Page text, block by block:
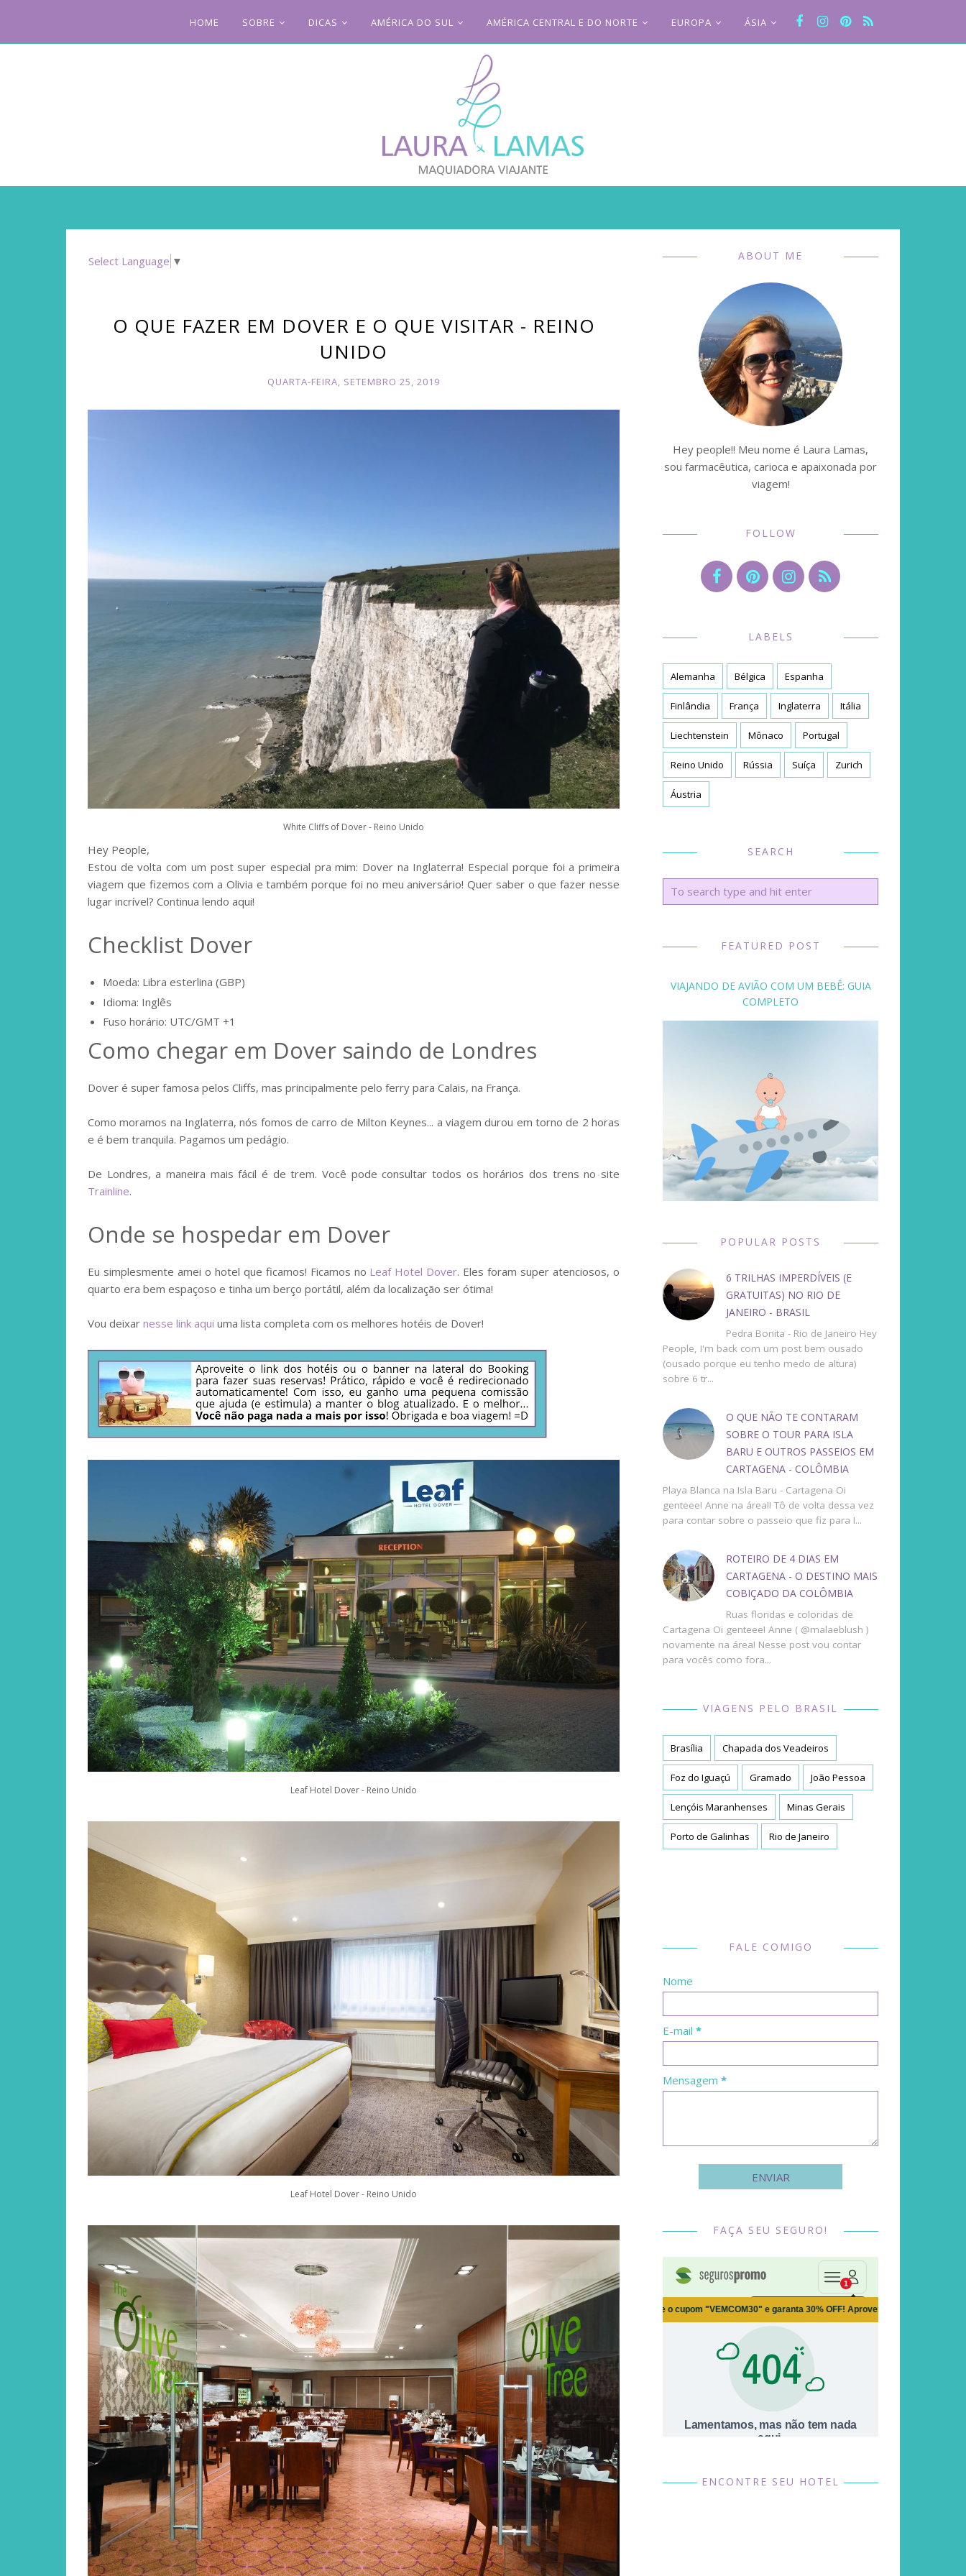
HOME SOBRE DICAS AMÉRICA DO SUL AMÉRICA CENTRAL E DO NORTE EUROPA ÁSIA
Select Language ▼
O QUE FAZER EM DOVER E O QUE VISITAR - REINO
UNIDO
QUARTA-FEIRA, SETEMBRO 25, 2019
White Cliffs of Dover - Reino Unido
Hey People,
Estou de volta com um post super especial pra mim: Dover na Inglaterra! Especial porque foi a primeira
viagem que fizemos com a Olivia e também porque foi no meu aniversário! Quer saber o que fazer nesse
lugar incrível? Continua lendo aqui!
Checklist Dover
Moeda: Libra esterlina (GBP)
Idioma: Inglês
Fuso horário: UTC/GMT +1
Como chegar em Dover saindo de Londres
Dover é super famosa pelos Cliffs, mas principalmente pelo ferry para Calais, na França.
Como moramos na Inglaterra, nós fomos de carro de Milton Keynes... a viagem durou em torno de 2 horas
e é bem tranquila. Pagamos um pedágio.
De Londres, a maneira mais fácil é de trem. Você pode consultar todos os horários dos trens no site
Trainline.
Onde se hospedar em Dover
Eu simplesmente amei o hotel que ficamos! Ficamos no Leaf Hotel Dover. Eles foram super atenciosos, o
quarto era bem espaçoso e tinha um berço portátil, além da localização ser ótima!
Vou deixar nesse link aqui uma lista completa com os melhores hotéis de Dover!
Leaf Hotel Dover - Reino Unido
Leaf Hotel Dover - Reino Unido
ABOUT ME
Hey people!! Meu nome é Laura Lamas,
sou farmacêutica, carioca e apaixonada por
viagem!
FOLLOW
LABELS
Alemanha Bélgica Espanha
Finlândia França Inglaterra Itália
Liechtenstein Mônaco Portugal
Reino Unido Rússia Suíça Zurich
Áustria
SEARCH
FEATURED POST
VIAJANDO DE AVIÃO COM UM BEBÊ: GUIA
COMPLETO
POPULAR POSTS
6 TRILHAS IMPERDÍVEIS (E
GRATUITAS) NO RIO DE
JANEIRO - BRASIL
Pedra Bonita - Rio de Janeiro Hey
People, I'm back com um post bem ousado
(ousado porque eu tenho medo de altura)
sobre 6 tr...
O QUE NÃO TE CONTARAM
SOBRE O TOUR PARA ISLA
BARU E OUTROS PASSEIOS EM
CARTAGENA - COLÔMBIA
Playa Blanca na Isla Baru - Cartagena Oi
genteee! Anne na área!! Tô de volta dessa vez
para contar sobre o passeio que fiz para I...
ROTEIRO DE 4 DIAS EM
CARTAGENA - O DESTINO MAIS
COBIÇADO DA COLÔMBIA
Ruas floridas e coloridas de
Cartagena Oi genteee! Anne ( @malaeblush )
novamente na área! Nesse post vou contar
para vocês como fora...
VIAGENS PELO BRASIL
Brasília Chapada dos Veadeiros
Foz do Iguaçú Gramado João Pessoa
Lençóis Maranhenses Minas Gerais
Porto de Galinhas Rio de Janeiro
FALE COMIGO
Nome
E-mail *
Mensagem *
FAÇA SEU SEGURO!
ENCONTRE SEU HOTEL